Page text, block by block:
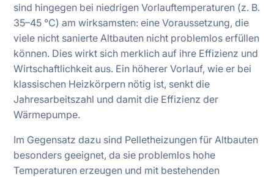
sind hingegen bei niedrigen Vorlauftemperaturen (z. B.
35–45 °C) am wirksamsten: eine Voraussetzung, die
viele nicht sanierte Altbauten nicht problemlos erfüllen
können. Dies wirkt sich merklich auf ihre Effizienz und
Wirtschaftlichkeit aus. Ein höherer Vorlauf, wie er bei
klassischen Heizkörpern nötig ist, senkt die
Jahresarbeitszahl und damit die Effizienz der
Wärmepumpe.
Im Gegensatz dazu sind Pelletheizungen für Altbauten
besonders geeignet, da sie problemlos hohe
Temperaturen erzeugen und mit bestehenden